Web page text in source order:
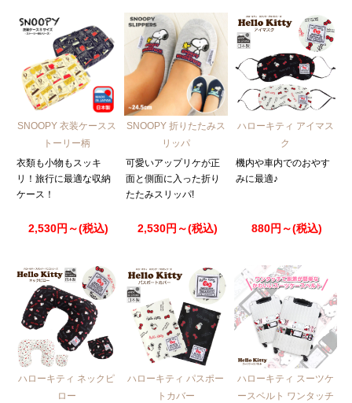
SNOOPY 衣装ケースス
トーリー柄
衣類も小物もスッキ
リ！旅行に最適な収納
ケース！
2,530円～(税込)
SNOOPY 折りたたみス
リッパ
可愛いアップリケが正
面と側面に入った折り
たたみスリッパ!
2,530円～(税込)
ハローキティ アイマス
ク
機内や車内でのおやす
みに最適♪
880円～(税込)
ハローキティ ネックピ
ロー
ハローキティ パスポー
トカバー
ハローキティ スーツケ
ースベルト ワンタッチ